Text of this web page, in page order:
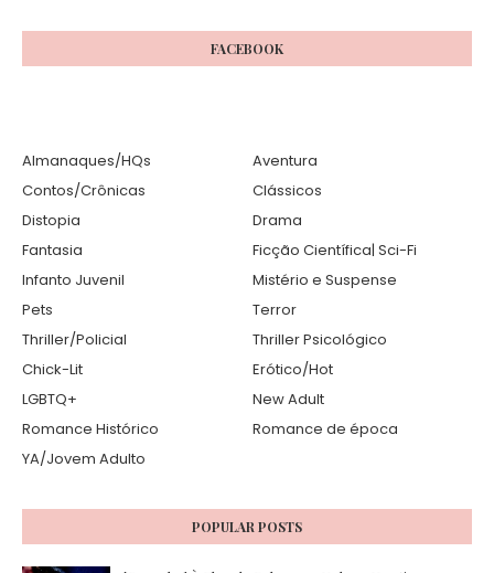
FACEBOOK
Almanaques/HQs
Aventura
Contos/Crônicas
Clássicos
Distopia
Drama
Fantasia
Ficção Científica| Sci-Fi
Infanto Juvenil
Mistério e Suspense
Pets
Terror
Thriller/Policial
Thriller Psicológico
Chick-Lit
Erótico/Hot
LGBTQ+
New Adult
Romance Histórico
Romance de época
YA/Jovem Adulto
POPULAR POSTS